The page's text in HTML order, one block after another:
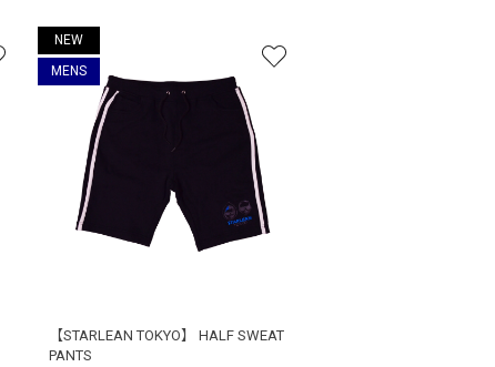
NEW
MENS
【STARLEAN TOKYO】 HALF SWEAT
PANTS